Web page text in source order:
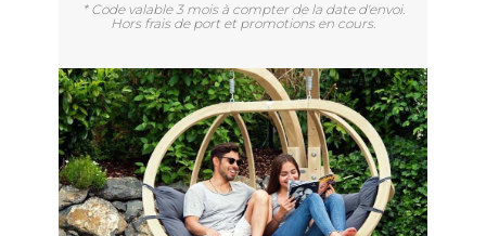
* Code valable 3 mois à compter de la date d'envoi.
Hors frais de port et promotions en cours.